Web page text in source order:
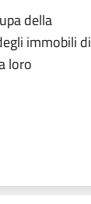
della
immobili di
loro